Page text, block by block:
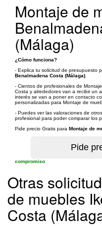
Montaje de
(Málaga)
¿Cómo funciona?
- Explica tu solicitud de presupuesto
Benalmadena Costa (Málaga)
- Cientos de profesionales de
Costa y alrededores van a recibir un
interés se van a poner en contacto
personalizadas para Montaje de
- Puedes ver las valoraciones de
profesional para poder comparar los
Pide precio Gratis para Montaje de
compromiso
Otras
de muebles
Costa